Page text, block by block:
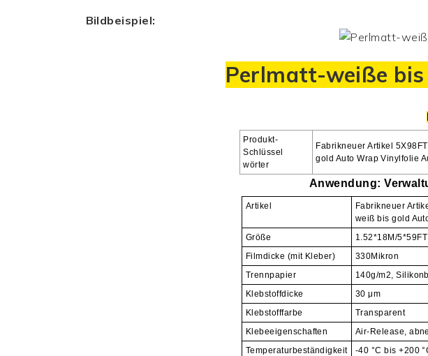
Bildbeispiel:
Perlmatt-weiße
Produkt-
Schlüssel
wörter
Fabrikneuer Artikel
gold Auto Wrap Vinylfolie
Anwendung:
Artikel
Fabrikneuer
weiß bis gold
Größe
1.52*18M/5*59FT
Filmdicke (mit Kleber)
330Mikron
Trennpapier
140g/m2,
Klebstoffdicke
30 μm
Klebstofffarbe
Transparent
Klebeeigenschaften
Air-Release,
Temperaturbeständigkeit
-40 °C bis +200